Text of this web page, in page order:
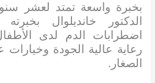
بخبرة واسعة تمتد لعشر
الدكتور خانديلوال
اضطرابات الدم لدى
رعاية عالية الجودة
الصغار.